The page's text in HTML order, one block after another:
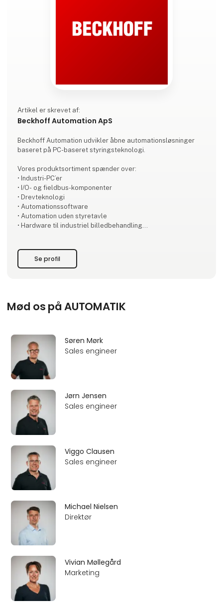
Artikel er skrevet af:
Beckhoff Automation ApS
Beckhoff Automation udvikler åbne automationsløsninger
baseret på PC-baseret styringsteknologi.
Vores produktsortiment spænder over:
• Industri-PC’er
• I/O- og fieldbus-komponenter
• Drevteknologi
• Automationssoftware
• Automation uden styretavle
• Hardware til industriel billedbehandling
Hvert produkt kan anvendes som selvstændige komponenter
løsninger, der bruges over hel
Se profil
Mød os på AUTOMATIK
Søren Mørk
Sales engineer
Jørn Jensen
Sales engineer
Viggo Clausen
Sales engineer
Michael Nielsen
Direktør
Vivian Møllegård
Marketing